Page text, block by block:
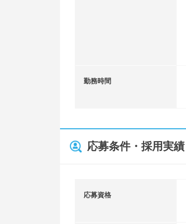
勤務時間
応募条件・採用実績
応募資格